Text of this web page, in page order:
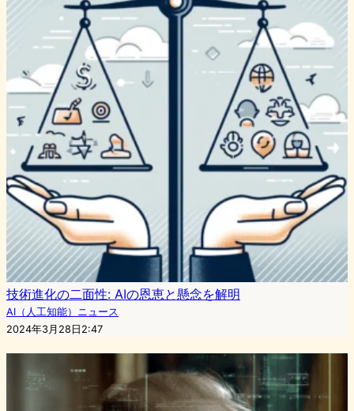
技術進化の二面性: AIの恩恵と懸念を解明
AI（人工知能）ニュース
2024年3月28日2:47